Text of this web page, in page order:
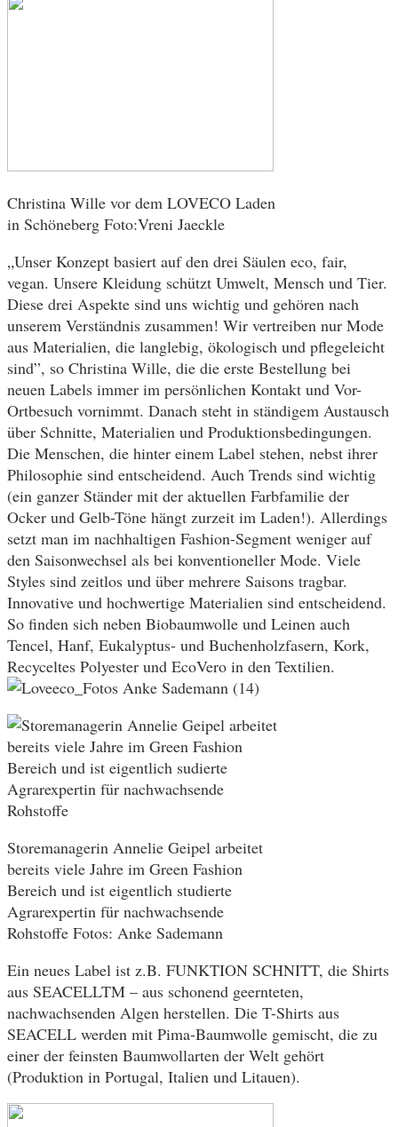
Christina Wille vor dem LOVECO Laden
in Schöneberg Foto:Vreni Jaeckle
„Unser Konzept basiert auf den drei Säulen eco, fair,
vegan. Unsere Kleidung schützt Umwelt, Mensch und Tier.
Diese drei Aspekte sind uns wichtig und gehören nach
unserem Verständnis zusammen! Wir vertreiben nur Mode
aus Materialien, die langlebig, ökologisch und pflegeleicht
sind”, so Christina Wille, die die erste Bestellung bei
neuen Labels immer im persönlichen Kontakt und Vor-
Ortbesuch vornimmt. Danach steht in ständigem Austausch
über Schnitte, Materialien und Produktionsbedingungen.
Die Menschen, die hinter einem Label stehen, nebst ihrer
Philosophie sind entscheidend. Auch Trends sind wichtig
(ein ganzer Ständer mit der aktuellen Farbfamilie der
Ocker und Gelb-Töne hängt zurzeit im Laden!). Allerdings
setzt man im nachhaltigen Fashion-Segment weniger auf
den Saisonwechsel als bei konventioneller Mode. Viele
Styles sind zeitlos und über mehrere Saisons tragbar.
Innovative und hochwertige Materialien sind entscheidend.
So finden sich neben Biobaumwolle und Leinen auch
Tencel, Hanf, Eukalyptus- und Buchenholzfasern, Kork,
Recyceltes Polyester und EcoVero in den Textilien.
Storemanagerin Annelie Geipel arbeitet
bereits viele Jahre im Green Fashion
Bereich und ist eigentlich studierte
Agrarexpertin für nachwachsende
Rohstoffe Fotos: Anke Sademann
Ein neues Label ist z.B. FUNKTION SCHNITT, die Shirts
aus SEACELLTM – aus schonend geernteten,
nachwachsenden Algen herstellen. Die T-Shirts aus
SEACELL werden mit Pima-Baumwolle gemischt, die zu
einer der feinsten Baumwollarten der Welt gehört
(Produktion in Portugal, Italien und Litauen).